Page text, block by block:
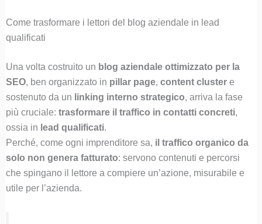
Come trasformare i lettori del blog aziendale in lead
qualificati
Una volta costruito un blog aziendale ottimizzato per la
SEO, ben organizzato in pillar page, content clustere
sostenuto da un linking interno strategico, arriva la fase
più cruciale: trasformare il traffico in contatti concreti,
ossia in lead qualificati.
Perché, come ogni imprenditore sa, il traffico organico da
solo non genera fatturato: servono contenuti e percorsi
che spingano il lettore a compiere un’azione, misurabile e
utile per l’azienda.